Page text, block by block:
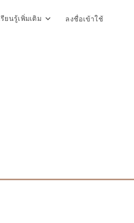
รียนรู้เพิ่มเติม ลงชื่อเข้าใช้